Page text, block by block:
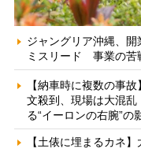
ジャングリア沖縄、
ミスリード 事業の苦
【納車時に複数の事
文殺到、現場は大混
る“イーロンの右腕”の
【土俵に埋まるカネ